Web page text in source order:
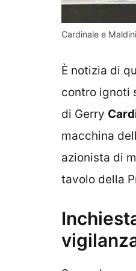
Cardinale e
È notizia di
contro ignoti
di Gerry
macchina
azionista di
tavolo della